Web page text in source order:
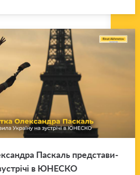
Па­скаль пред­ста­ви­
в ЮНЕ­СКО